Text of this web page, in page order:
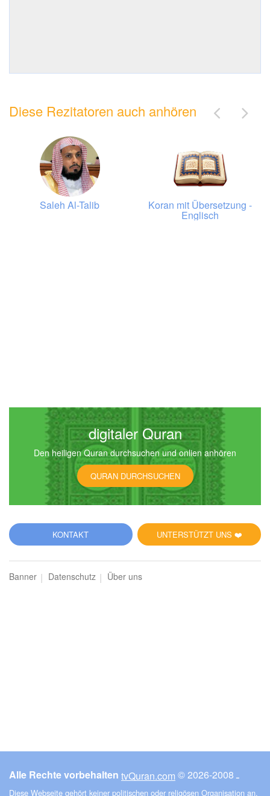
Diese Rezitatoren auch anhören
Koran mit Übersetzung -
Englisch
Saleh Al-Talib
digitaler Quran
Den heiligen Quran durchsuchen und onlien anhören
QURAN DURCHSUCHEN
UNTERSTÜTZT UNS ❤️
KONTAKT
Banner Datenschutz Über uns
Alle Rechte vorbehalten tvQuran.com © ـ 2008-2026
Diese Webseite gehört keiner politischen oder religösen Organisation an.